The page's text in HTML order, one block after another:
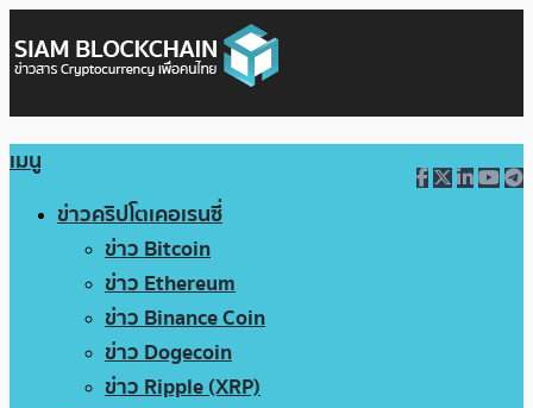
เมนู
ข่าวคริปโตเคอเรนซี่
ข่าว Bitcoin
ข่าว Ethereum
ข่าว Binance Coin
ข่าว Dogecoin
ข่าว Ripple (XRP)